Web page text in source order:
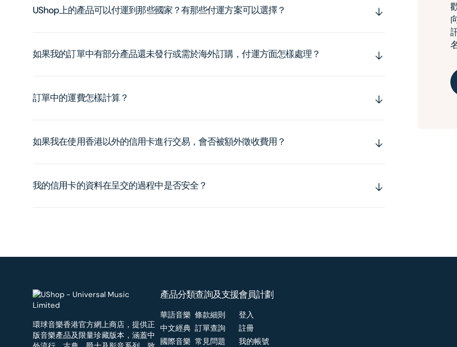
UShop上的產品可以付運到那些國家？有那些付運方案可以選擇？
如果我的訂單中有部分產品還未發行或需於海外訂購，付運方面怎樣處理？
訂單中的運費怎樣計算？
如果我在使用香港以外的信用卡進行交易，會否被額外徵收費用？
我的信用卡的資料在呈交的過程中是否安全？
環球音樂香港官方網上商店，提供正
版音樂產品及限量珍藏版本，涵蓋中
產品分類
華語音樂
中文經典
國際音樂
查詢及支援
條款細則
訂單查詢
常見問題
會員計劃
登入
註冊
我的帳號